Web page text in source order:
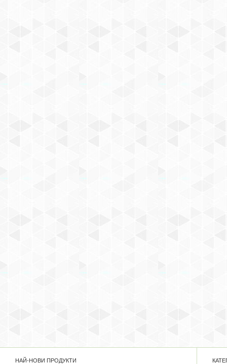
НАЙ-НОВИ ПРОДУКТИ